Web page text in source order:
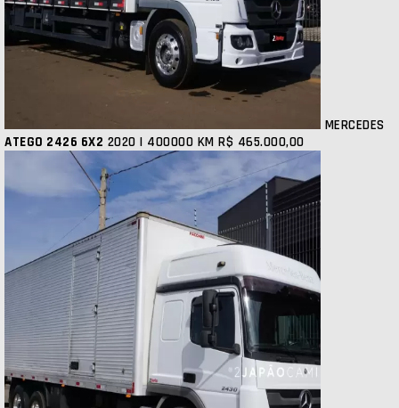
MERCEDES
ATEGO 2426 6X2 2020 | 400000 KM R$ 465.000,00